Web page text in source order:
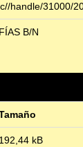
handle/31000/
B/N
192,44 kB